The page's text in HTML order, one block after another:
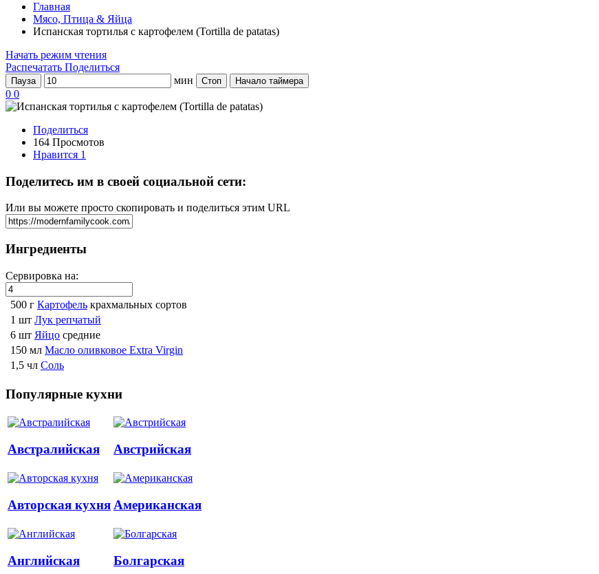
Главная
Мясо, Птица & Яйца
Испанская тортилья с картофелем (Tortilla de patatas)
Начать режим чтения
Распечатать Поделиться
Пауза мин Стоп Начало таймера
0 0
Поделиться
164 Просмотов
Нравится 1
Поделитесь им в своей социальной сети:
Или вы можете просто скопировать и поделиться этим URL
Ингредиенты
Сервировка на:
500 г Картофель крахмальных сортов
1 шт Лук репчатый
6 шт Яйцо средние
150 мл Масло оливковое Extra Virgin
1,5 чл Соль
Популярные кухни
Австралийская Австрийская
Авторская кухня Американская
Английская Болгарская